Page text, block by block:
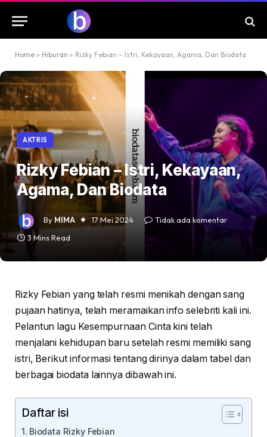
Home » Hiburan » Rizky Febian – Istri, Kekayaan, Agama, Dan Biodata
AKTRIS
Rizky Febian – Istri, Kekayaan,
Agama, Dan Biodata
By MIMA 17 Mei 2024
Tidak ada komentar
3 Mins Read
Rizky Febian yang telah resmi menikah dengan sang
pujaan hatinya, telah meramaikan info selebriti kali ini.
Pelantun lagu Kesempurnaan Cinta kini telah
menjalani kehidupan baru setelah resmi memiliki sang
istri, Berikut informasi tentang dirinya dalam tabel dan
berbagai biodata lainnya dibawah ini.
Daftar isi
Biodata Rizky Febian